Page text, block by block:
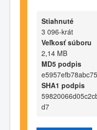
Stiahnuté
3 096-krát
Veľkosť súboru
2,14 MB
MD5 podpis
SHA1 podpis
d7